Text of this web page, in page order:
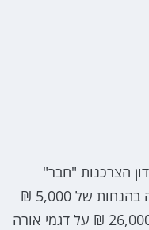
הצרכנות "חבר"
במסגרתו יוצעו דגמי מיצובישי ואורה בהנחות של 5,000 ₪
עד 13,000 ₪ לצד הנחות של עד 26,000 ₪ על דגמי אורה